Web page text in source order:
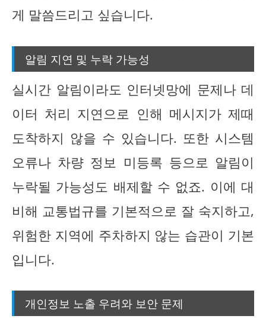
게 말씀드리고 싶습니다.
알림 지연 및 누락 가능성
실시간 알림이라도 인터넷망에 문제나 데
이터 처리 지연으로 인해 메시지가 제때
도착하지 않을 수 있습니다. 또한 시스템
오류나 차량 정보 미등록 등으로 알림이
누락될 가능성도 배제할 수 없죠. 이에 대
비해 교통법규를 기본적으로 잘 숙지하고,
위험한 지역에 주차하지 않는 습관이 기본
입니다.
개인정보 노출 우려와 보안 문제